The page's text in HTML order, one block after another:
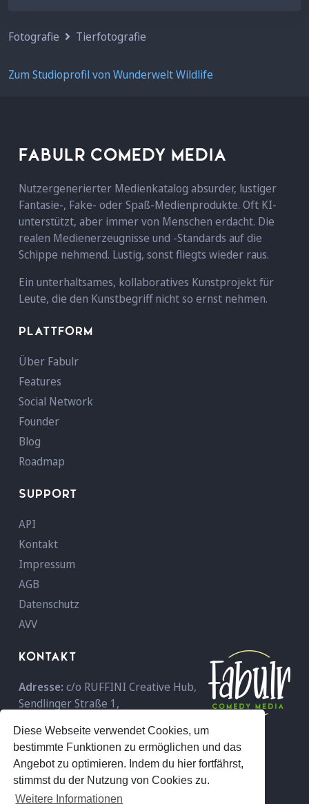
Diese Webseite verwendet Cookies, um
bestimmte Funktionen zu ermöglichen und das
Angebot zu optimieren. Indem du hier fortfährst,
stimmst du der Nutzung von Cookies zu.
Weitere Informationen
Fotografie Tierfotografie
Zum Studioprofil von Wunderwelt Wildlife
FABULR COMEDY MEDIA
Nutzergenerierter Medienkatalog absurder, lustiger
Fantasie-, Fake- oder Spaß-Medienprodukte. Oft KI-
unterstützt, aber immer von Menschen erdacht. Die
realen Medienerzeugnisse und -Standards auf die
Schippe nehmend. Lustig, sonst fliegts wieder raus.
Ein unterhaltsames, kollaboratives Kunstprojekt für
Leute, die den Kunstbegriff nicht so ernst nehmen.
PLATTFORM
Über Fabulr
Features
Social Network
Founder
Blog
Roadmap
SUPPORT
API
Kontakt
Impressum
AGB
Datenschutz
AVV
KONTAKT
Adresse: c/o RUFFINI Creative Hub,
Sendlinger Straße 1,
Telefon:
+49 089 - 18 96 59 600
E-Mail: info@fabulr.com